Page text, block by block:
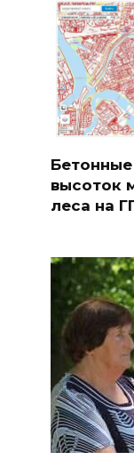
высоток
леса на